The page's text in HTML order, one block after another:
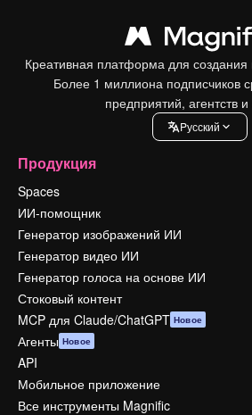
Креативная платформа для
Более 1 миллиона подписчиков
предприятий, агентств и
Pусский
Продукция
Spaces
ИИ-помощник
Генератор изображений ИИ
Генератор видео ИИ
Генератор голоса на основе ИИ
Стоковый контент
MCP для Claude/ChatGPT Новое
Агенты Новое
API
Мобильное приложение
Все инструменты Magnific